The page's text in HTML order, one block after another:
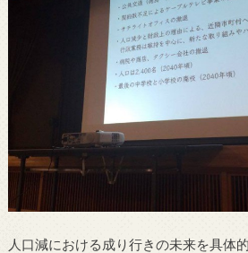
人口減における成り行きの未来を具体